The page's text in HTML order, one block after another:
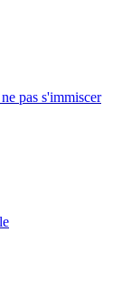
pas s'immiscer